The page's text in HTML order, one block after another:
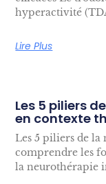
hyperactivité
Lire Plus
Les 5 piliers
en contexte
Les 5 piliers de
comprendre les
la neurothérapie